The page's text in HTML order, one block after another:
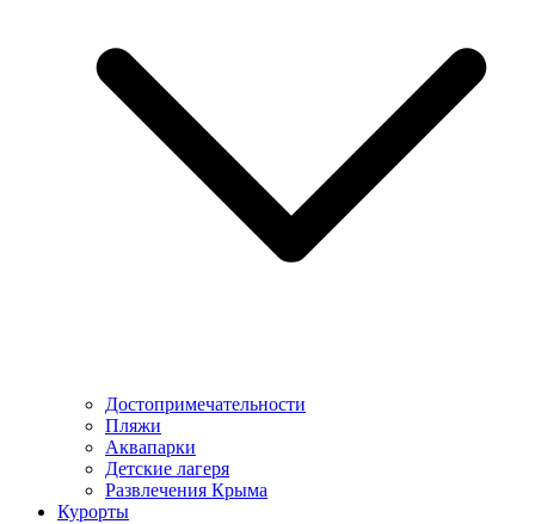
Достопримечательности
Пляжи
Аквапарки
Детские лагеря
Развлечения Крыма
Курорты